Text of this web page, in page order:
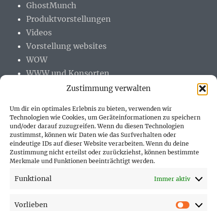
Zustimmung verwalten
Um dir ein optimales Erlebnis zu bieten, verwenden wir
Technologien wie Cookies, um Geräteinformationen zu speichern
und/oder darauf zuzugreifen. Wenn du diesen Technologien
zustimmst, können wir Daten wie das Surfverhalten oder
eindeutige IDs auf dieser Website verarbeiten. Wenn du deine
Zustimmung nicht erteilst oder zurückziehst, können bestimmte
Merkmale und Funktionen beeinträchtigt werden.
Funktional Immer aktiv
Vorlieben
GhostMunch
Produktvorstellungen
Videos
Vorstellung websites
WOW
WWW und Konsorten
PARTNER (LINKS)
Hofer Technik GmbH
Sonne und Erde